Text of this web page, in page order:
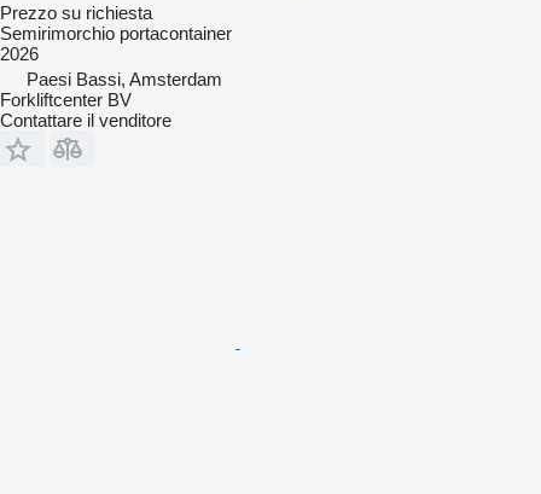
Prezzo su richiesta
Semirimorchio portacontainer
2026
Paesi Bassi, Amsterdam
Forkliftcenter BV
Contattare il venditore